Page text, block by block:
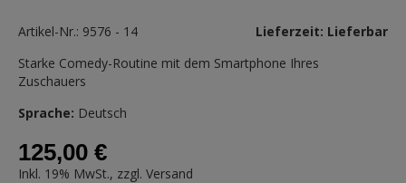
Artikel-Nr.: 9576 - 14
Lieferzeit: Lieferbar
Starke Comedy-Routine mit dem Smartphone Ihres
Zuschauers
Sprache: Deutsch
125,00 €
Inkl. 19% MwSt., zzgl. Versand